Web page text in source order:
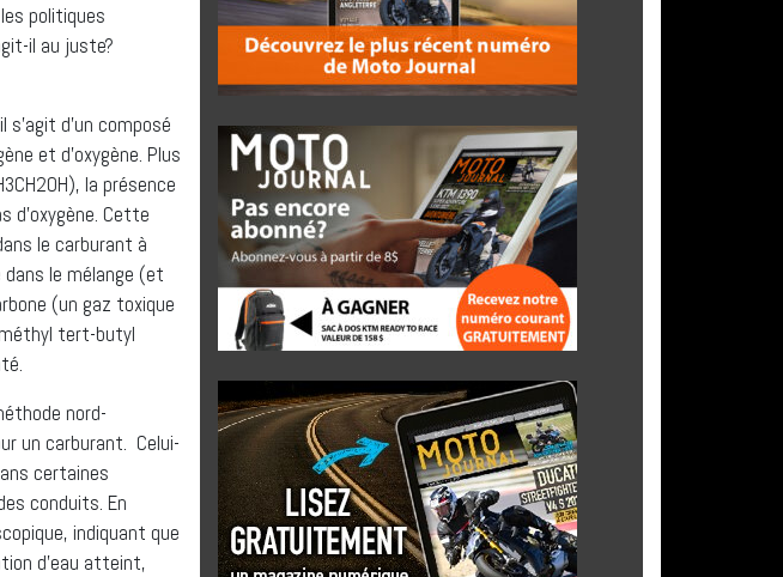
politiques
il au juste?
d’un composé
et d’oxygène. Plus
la présence
d’oxygène. Cette
le carburant à
dans le mélange (et
(un gaz toxique
méthyl tert-butyl
nord-
un carburant. Celui-
certaines
conduits. En
indiquant que
d’eau atteint,